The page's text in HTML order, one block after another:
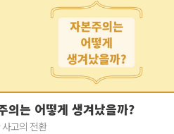
의는 어떻게 생겨났을까?
고의 전환